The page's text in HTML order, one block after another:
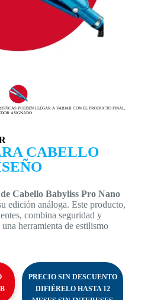
PUEDEN LLEGAR A VARIAR CON EL PRODUCTO FINAL,
ASIGNADO
CABELLO
Cabello Babyliss Pro Nano
edición análoga. Este producto,
combina seguridad y
herramienta de estilismo
PRECIO SIN DESCUENTO
DIFIÉRELO HASTA 12